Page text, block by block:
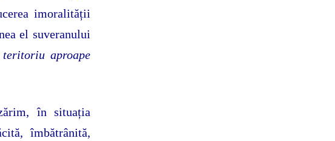
imoralității
el suveranului
aproape
în situația
îmbătrânită,